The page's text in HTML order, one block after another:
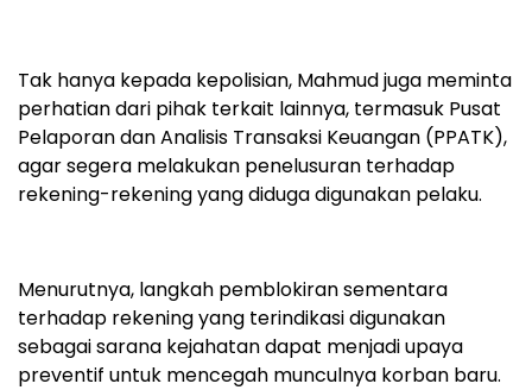
Tak hanya kepada kepolisian, Mahmud juga meminta
perhatian dari pihak terkait lainnya, termasuk Pusat
Pelaporan dan Analisis Transaksi Keuangan (PPATK),
agar segera melakukan penelusuran terhadap
rekening-rekening yang diduga digunakan pelaku.
Menurutnya, langkah pemblokiran sementara
terhadap rekening yang terindikasi digunakan
sebagai sarana kejahatan dapat menjadi upaya
preventif untuk mencegah munculnya korban baru.